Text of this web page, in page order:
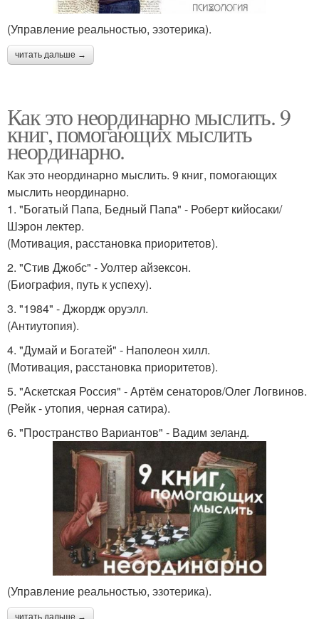
(Управление реальностью, эзотерика).
читать дальше →
Как это неординарно мыслить. 9
книг, помогающих мыслить
неординарно.
Как это неординарно мыслить. 9 книг, помогающих
мыслить неординарно.
1. "Богатый Папа, Бедный Папа" - Роберт кийосаки/
Шэрон лектер.
(Мотивация, расстановка приоритетов).
2. "Стив Джобс" - Уолтер айзексон.
(Биография, путь к успеху).
3. "1984" - Джордж оруэлл.
(Антиутопия).
4. "Думай и Богатей" - Наполеон хилл.
(Мотивация, расстановка приоритетов).
5. "Аскетская Россия" - Артём сенаторов/Олег Логвинов.
(Рейк - утопия, черная сатира).
6. "Пространство Вариантов" - Вадим зеланд.
(Управление реальностью, эзотерика).
читать дальше →